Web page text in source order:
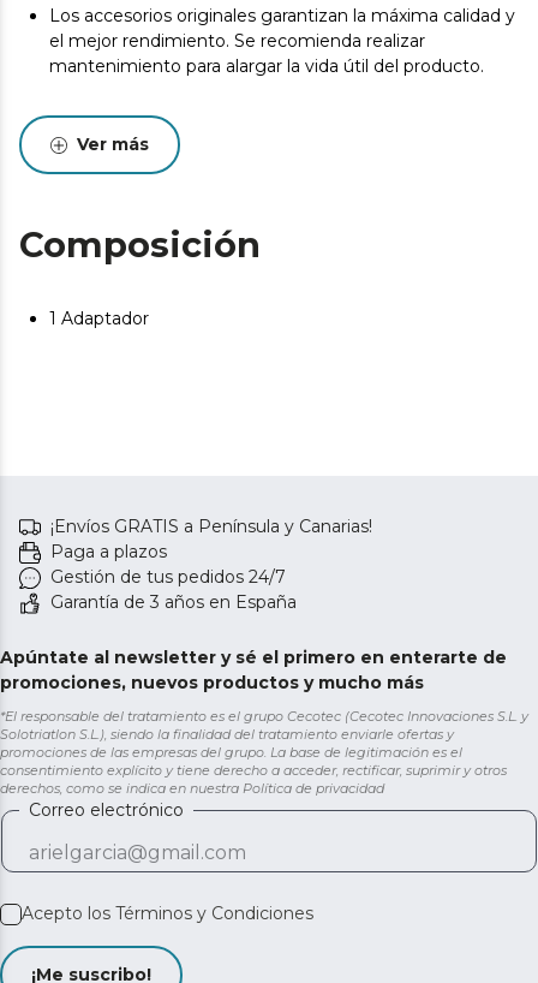
Los accesorios originales garantizan la máxima calidad y
el mejor rendimiento. Se recomienda realizar
mantenimiento para alargar la vida útil del producto.
Ver más
Composición
1 Adaptador
¡Envíos GRATIS a Península y Canarias!
Paga a plazos
Gestión de tus pedidos 24/7
Garantía de 3 años en España
Apúntate al newsletter y sé el primero en enterarte de
promociones, nuevos productos y mucho más
*El responsable del tratamiento es el grupo Cecotec (Cecotec Innovaciones S.L. y
Solotriatlon S.L.), siendo la finalidad del tratamiento enviarle ofertas y
promociones de las empresas del grupo. La base de legitimación es el
consentimiento explícito y tiene derecho a acceder, rectificar, suprimir y otros
derechos, como se indica en nuestra Política de privacidad
Correo electrónico
Acepto los Términos y Condiciones
¡Me suscribo!